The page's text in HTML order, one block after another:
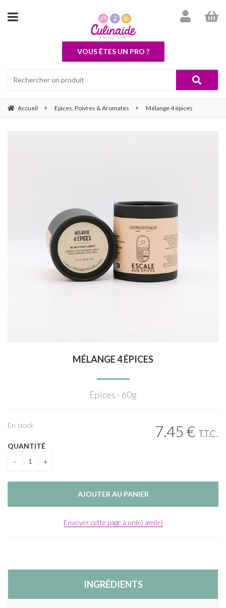
VOUS ÊTES UN PRO ?
Accueil Epices, Poivres & Aromates Mélange 4 épices
MÉLANGE 4 ÉPICES
Épices - 60g
7.45 € T.T.C.
En stock
QUANTITÉ
Envoyer cette page à un(e) ami(e)
INGRÉDIENTS